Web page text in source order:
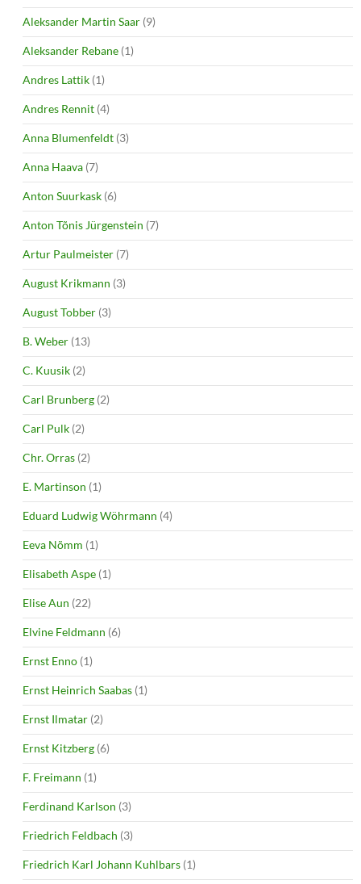
Aleksander Martin Saar (9)
Aleksander Rebane (1)
Andres Lattik (1)
Andres Rennit (4)
Anna Blumenfeldt (3)
Anna Haava (7)
Anton Suurkask (6)
Anton Tõnis Jürgenstein (7)
Artur Paulmeister (7)
August Krikmann (3)
August Tobber (3)
B. Weber (13)
C. Kuusik (2)
Carl Brunberg (2)
Carl Pulk (2)
Chr. Orras (2)
E. Martinson (1)
Eduard Ludwig Wöhrmann (4)
Eeva Nõmm (1)
Elisabeth Aspe (1)
Elise Aun (22)
Elvine Feldmann (6)
Ernst Enno (1)
Ernst Heinrich Saabas (1)
Ernst Ilmatar (2)
Ernst Kitzberg (6)
F. Freimann (1)
Ferdinand Karlson (3)
Friedrich Feldbach (3)
Friedrich Karl Johann Kuhlbars (1)